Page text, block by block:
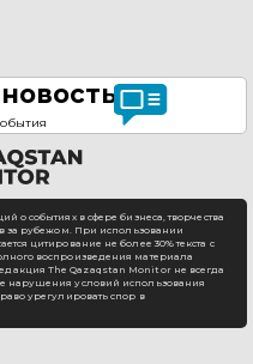
событиях в сфере бизнеса, творчества
за рубежом. При использовании
цитирование не более 30% текста с
воспроизведения материала
The Qazaqstan Monitor не всегда
нарушения условий использования
урегулировать спор в